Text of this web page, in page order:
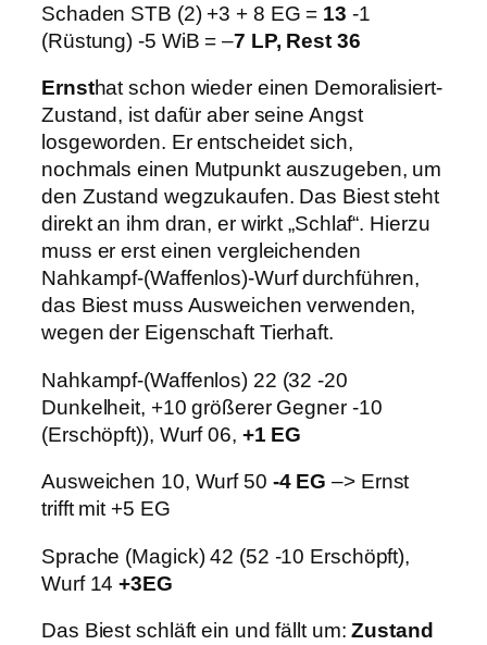
Schaden STB (2) +3 + 8 EG = 13 -1
(Rüstung) -5 WiB = –7 LP, Rest 36
Ernsthat schon wieder einen Demoralisiert-
Zustand, ist dafür aber seine Angst
losgeworden. Er entscheidet sich,
nochmals einen Mutpunkt auszugeben, um
den Zustand wegzukaufen. Das Biest steht
direkt an ihm dran, er wirkt „Schlaf“. Hierzu
muss er erst einen vergleichenden
Nahkampf-(Waffenlos)-Wurf durchführen,
das Biest muss Ausweichen verwenden,
wegen der Eigenschaft Tierhaft.
Nahkampf-(Waffenlos) 22 (32 -20
Dunkelheit, +10 größerer Gegner -10
(Erschöpft)), Wurf 06, +1 EG
Ausweichen 10, Wurf 50 -4 EG –> Ernst
trifft mit +5 EG
Sprache (Magick) 42 (52 -10 Erschöpft),
Wurf 14+3EG
Das Biest schläft ein und fällt um:Zustand